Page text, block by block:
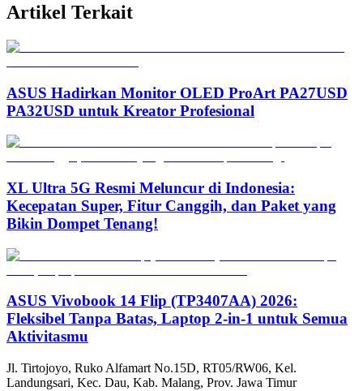
Artikel Terkait
ASUS Hadirkan Monitor OLED ProArt PA27USD
PA32USD untuk Kreator Profesional
XL Ultra 5G Resmi Meluncur di Indonesia:
Kecepatan Super, Fitur Canggih, dan Paket yang
Bikin Dompet Tenang!
ASUS Vivobook 14 Flip (TP3407AA) 2026:
Fleksibel Tanpa Batas, Laptop 2-in-1 untuk Semua
Aktivitasmu
Jl. Tirtojoyo, Ruko Alfamart No.15D, RT05/RW06, Kel.
Landungsari, Kec. Dau, Kab. Malang, Prov. Jawa Timur